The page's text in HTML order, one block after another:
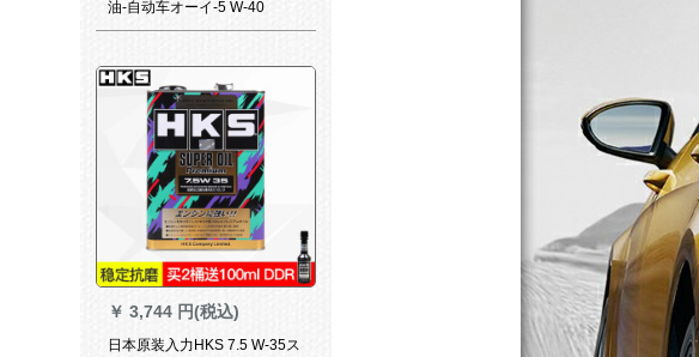
油-自动车オーイ-5 W-40
SN/CF全合成エンイオン-1 L
￥ 3,744 円(税込)
日本原装入力HKS 7.5 W-35ス